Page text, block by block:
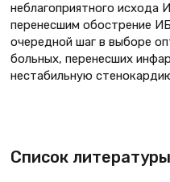
неблагоприятного
перенесшим обострение
очередной шаг в выборе
больных, перенесших
нестабильную
Список литературы